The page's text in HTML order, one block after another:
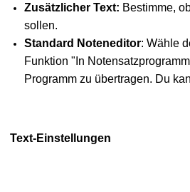
Zusätzlicher Text: Bestimme,
sollen.
Standard Noteneditor: Wähle
Funktion "In
Programm zu übertragen. Du
Text-Einstellungen